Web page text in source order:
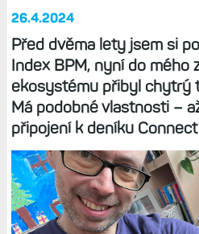
26.4.2024
Před dvěma lety jsem si
Index BPM, nyní do mého
ekosystému přibyl chytrý
Má podobné vlastnosti –
připojení k deníku Connect